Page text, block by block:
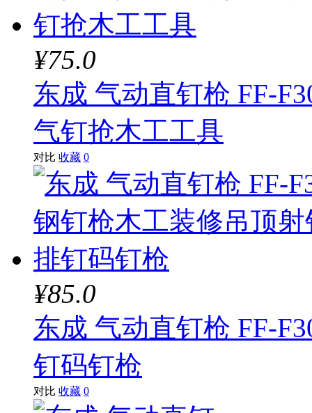
¥75.0
东成 气动直钉枪 FF-
气钉抢木工工具
对比 收藏 0
¥85.0
东成 气动直钉枪 FF-
钉码钉枪
对比 收藏 0